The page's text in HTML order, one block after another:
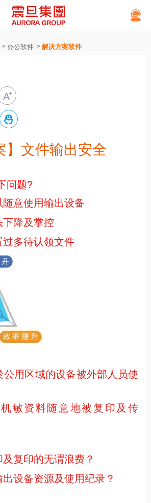
办公软件 解决方案软件
】文件输出安全
问题?
随意使用输出设备
下降及掌控
过多待认领文件
公用区域的设备被外部人员使
敏资料随意地被复印及传
复印的无谓浪费？
设备资源及使用纪录？